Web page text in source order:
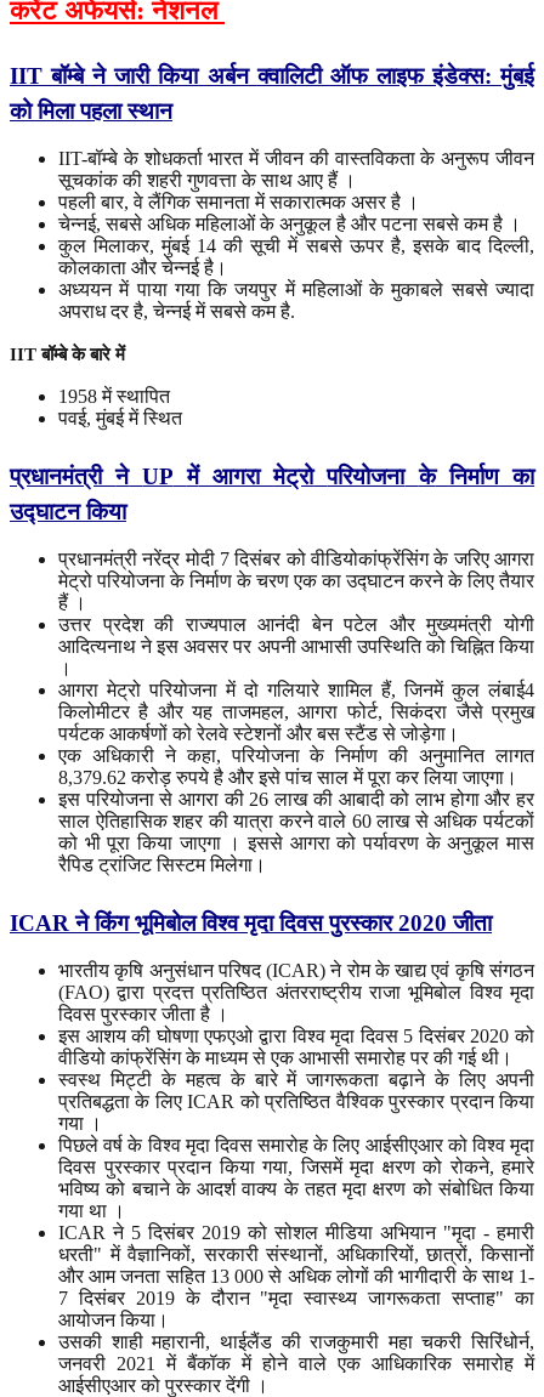
करेंट अफेयर्स: नेशनल
IITबॉम्बे ने जारी किया अर्बन क्वालिटी ऑफ लाइफ इंडेक्स:मुंबई
को मिला पहला स्थान
IIT-बॉम्बे के शोधकर्ता भारत में जीवन की वास्तविकता के अनुरूप जीवन
सूचकांक की शहरी गुणवत्ता के साथ आए हैं ।
पहली बार, वे लैंगिक समानता में सकारात्मक असर है ।
चेन्नई, सबसे अधिक महिलाओं के अनुकूल है और पटना सबसे कम है ।
कुल मिलाकर, मुंबई 14 की सूची में सबसे ऊपर है, इसके बाद दिल्ली,
कोलकाता और चेन्नई है।
अध्ययन में पाया गया कि जयपुर में महिलाओं के मुकाबले सबसे ज्यादा
अपराध दर है, चेन्नई में सबसे कम है.
IIT बॉम्बे के बारे में
1958 में स्थापित
पवई, मुंबई में स्थित
प्रधानमंत्री ने UP में आगरा मेट्रो परियोजना के निर्माण का
उद्घाटन किया
प्रधानमंत्री नरेंद्र मोदी 7 दिसंबर को वीडियोकांफ्रेंसिंग के जरिए आगरा
मेट्रो परियोजना के निर्माण के चरण एक का उद्घाटन करने के लिए तैयार
हैं ।
उत्तर प्रदेश की राज्यपाल आनंदी बेन पटेल और मुख्यमंत्री योगी
आदित्यनाथ ने इस अवसर पर अपनी आभासी उपस्थिति को चिह्नित किया
।
आगरा मेट्रो परियोजना में दो गलियारे शामिल हैं, जिनमें कुल लंबाई4
किलोमीटर है और यह ताजमहल, आगरा फोर्ट, सिकंदरा जैसे प्रमुख
पर्यटक आकर्षणों को रेलवे स्टेशनों और बस स्टैंड से जोड़ेगा।
एक अधिकारी ने कहा, परियोजना के निर्माण की अनुमानित लागत
8,379.62 करोड़ रुपये है और इसे पांच साल में पूरा कर लिया जाएगा।
इस परियोजना से आगरा की 26 लाख की आबादी को लाभ होगा और हर
साल ऐतिहासिक शहर की यात्रा करने वाले 60 लाख से अधिक पर्यटकों
को भी पूरा किया जाएगा । इससे आगरा को पर्यावरण के अनुकूल मास
रैपिड ट्रांजिट सिस्टम मिलेगा।
ICARने किंग भूमिबोल विश्व मृदा दिवस पुरस्कार 2020 जीता
भारतीय कृषि अनुसंधान परिषद (ICAR) ने रोम के खाद्य एवं कृषि संगठन
(FAO) द्वारा प्रदत्त प्रतिष्ठित अंतरराष्ट्रीय राजा भूमिबोल विश्व मृदा
दिवस पुरस्कार जीता है ।
इस आशय की घोषणा एफएओ द्वारा विश्व मृदा दिवस 5 दिसंबर 2020 को
वीडियो कांफ्रेंसिंग के माध्यम से एक आभासी समारोह पर की गई थी।
स्वस्थ मिट्टी के महत्व के बारे में जागरूकता बढ़ाने के लिए अपनी
प्रतिबद्धता के लिए ICAR को प्रतिष्ठित वैश्विक पुरस्कार प्रदान किया
गया ।
पिछले वर्ष के विश्व मृदा दिवस समारोह के लिए आईसीएआर को विश्व मृदा
दिवस पुरस्कार प्रदान किया गया, जिसमें मृदा क्षरण को रोकने, हमारे
भविष्य को बचाने के आदर्श वाक्य के तहत मृदा क्षरण को संबोधित किया
गया था ।
ICAR ने 5 दिसंबर 2019 को सोशल मीडिया अभियान "मृदा - हमारी
धरती" में वैज्ञानिकों, सरकारी संस्थानों, अधिकारियों, छात्रों, किसानों
और आम जनता सहित 13 000 से अधिक लोगों की भागीदारी के साथ 1-
7 दिसंबर 2019 के दौरान "मृदा स्वास्थ्य जागरूकता सप्ताह" का
आयोजन किया।
उसकी शाही महारानी, थाईलैंड की राजकुमारी महा चकरी सिरिंधोर्न,
जनवरी 2021 में बैंकॉक में होने वाले एक आधिकारिक समारोह में
आईसीएआर को पुरस्कार देंगी ।